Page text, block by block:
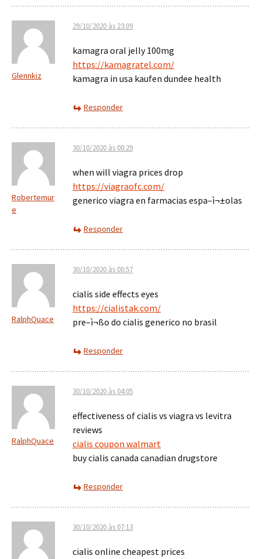
Glennkiz
29/10/2020 às 23:09
kamagra oral jelly 100mg
https://kamagratel.com/
kamagra in usa kaufen dundee health
Responder
Robertemur
e
30/10/2020 às 00:29
when will viagra prices drop
https://viagraofc.com/
generico viagra en farmacias espa–ì¬±olas
Responder
RalphQuace
30/10/2020 às 00:57
cialis side effects eyes
https://cialistak.com/
pre–ì¬ßo do cialis generico no brasil
Responder
RalphQuace
30/10/2020 às 04:05
effectiveness of cialis vs viagra vs levitra
reviews
cialis coupon walmart
buy cialis canada canadian drugstore
Responder
30/10/2020 às 07:13
cialis online cheapest prices